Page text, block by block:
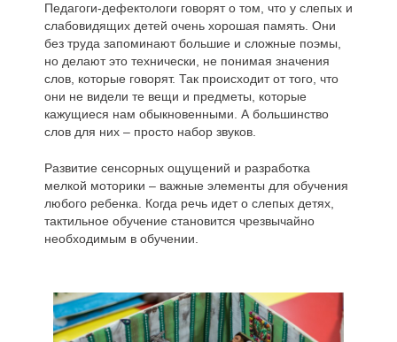
Педагоги-дефектологи говорят о том, что у слепых и
слабовидящих детей очень хорошая память. Они
без труда запоминают большие и сложные поэмы,
но делают это технически, не понимая значения
слов, которые говорят. Так происходит от того, что
они не видели те вещи и предметы, которые
кажущиеся нам обыкновенными. А большинство
слов для них – просто набор звуков.
Развитие сенсорных ощущений и разработка
мелкой моторики – важные элементы для обучения
любого ребенка. Когда речь идет о слепых детях,
тактильное обучение становится чрезвычайно
необходимым в обучении.